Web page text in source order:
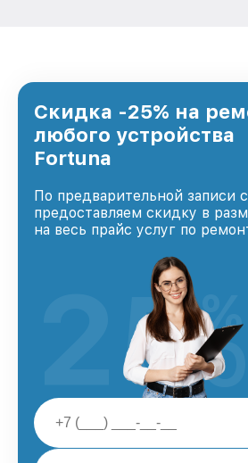
Скидка -25% на
любого устройства
Fortuna
По предварительной записи
предоставляем скидку в
на весь прайс услуг по
25%